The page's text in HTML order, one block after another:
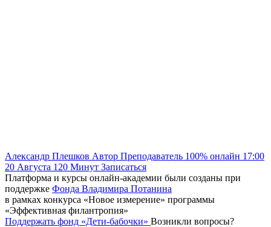
Александр Плешков Автор Преподаватель 100% онлайн 17:00
20 Августа 120 Минут Записаться
Платформа и курсы онлайн-академии были созданы при
поддержке Фонда Владимира Потанина
в рамках конкурса «Новое измерение» программы
«Эффективная филантропия»
Поддержать фонд «Дети-бабочки» Возникли вопросы?